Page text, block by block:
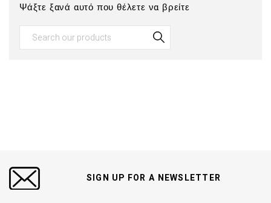
Ψάξτε ξανά αυτό που θέλετε να βρείτε
SIGN UP FOR A NEWSLETTER